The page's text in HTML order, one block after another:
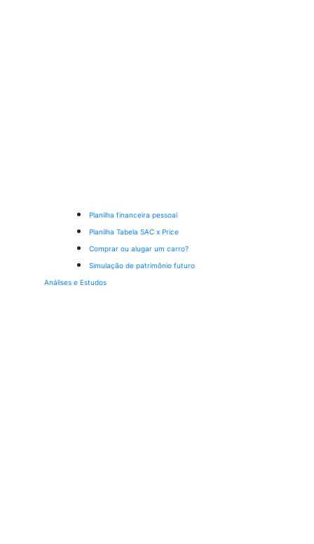
Planilha financeira pessoal
Planilha Tabela SAC x Price
Comprar ou alugar um carro?
Simulação de patrimônio futuro
Análises e Estudos